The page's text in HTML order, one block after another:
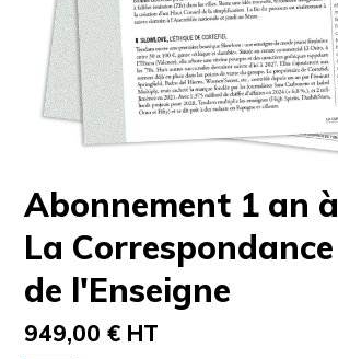
Abonnement 1 an à
La Correspondance
de l'Enseigne
949,00 € HT